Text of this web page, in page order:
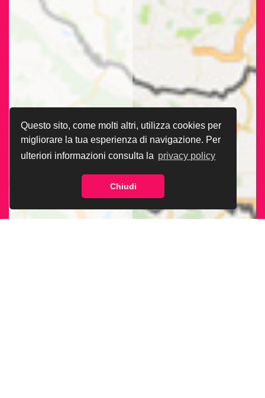
Questo sito, come molti altri, utilizza cookies per
migliorare la tua esperienza di navigazione. Per
ulteriori informazioni consulta la privacy policy
Chiudi